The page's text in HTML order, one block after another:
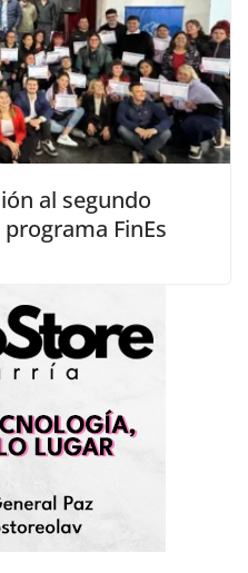
al segundo
FinEs